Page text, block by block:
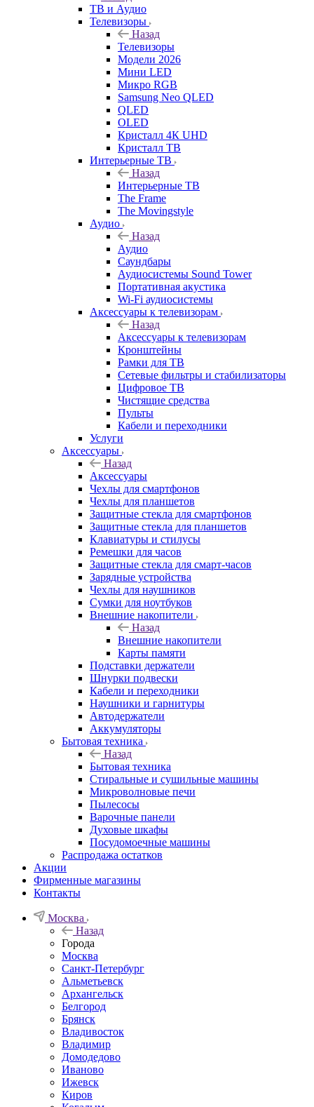
ТВ и Аудио
Телевизоры
Назад
Телевизоры
Модели 2026
Мини LED
Микро RGB
Samsung Neo QLED
QLED
OLED
Кристалл 4К UHD
Кристалл ТВ
Интерьерные ТВ
Назад
Интерьерные ТВ
The Frame
The Movingstyle
Аудио
Назад
Аудио
Саундбары
Аудиосистемы Sound Tower
Портативная акустика
Wi-Fi аудиосистемы
Аксессуары к телевизорам
Назад
Аксессуары к телевизорам
Кронштейны
Рамки для ТВ
Сетевые фильтры и стабилизаторы
Цифровое ТВ
Чистящие средства
Пульты
Кабели и переходники
Услуги
Аксессуары
Назад
Аксессуары
Чехлы для смартфонов
Чехлы для планшетов
Защитные стекла для смартфонов
Защитные стекла для планшетов
Клавиатуры и стилусы
Ремешки для часов
Защитные стекла для смарт-часов
Зарядные устройства
Чехлы для наушников
Сумки для ноутбуков
Внешние накопители
Назад
Внешние накопители
Карты памяти
Подставки держатели
Шнурки подвески
Кабели и переходники
Наушники и гарнитуры
Автодержатели
Аккумуляторы
Бытовая техника
Назад
Бытовая техника
Стиральные и сушильные машины
Микроволновые печи
Пылесосы
Варочные панели
Духовые шкафы
Посудомоечные машины
Распродажа остатков
Акции
Фирменные магазины
Контакты
Москва
Назад
Города
Москва
Санкт-Петербург
Альметьевск
Архангельск
Белгород
Брянск
Владивосток
Владимир
Домодедово
Иваново
Ижевск
Киров